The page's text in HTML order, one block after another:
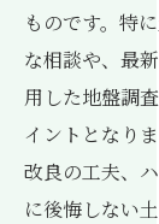
ものです。特
な相談や、最
用した地盤調
イントとなり
改良の工夫、
に後悔しない